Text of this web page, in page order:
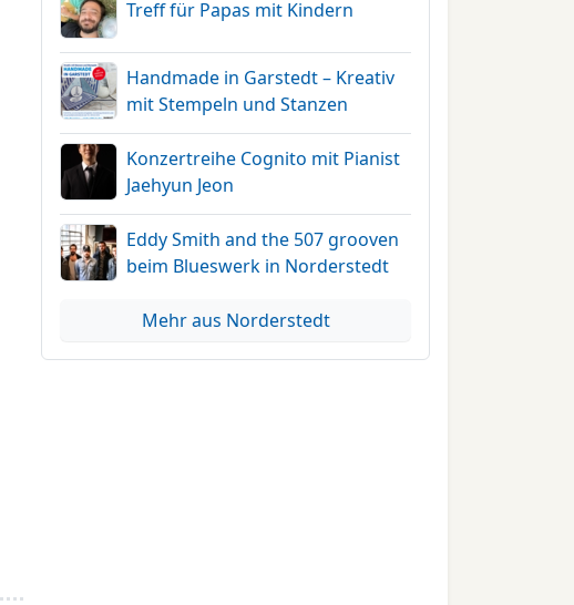
Treff für Papas mit Kindern
Handmade in Garstedt – Kreativ
mit Stempeln und Stanzen
Konzertreihe Cognito mit Pianist
Jaehyun Jeon
Eddy Smith and the 507 grooven
beim Blueswerk in Norderstedt
Mehr aus Norderstedt